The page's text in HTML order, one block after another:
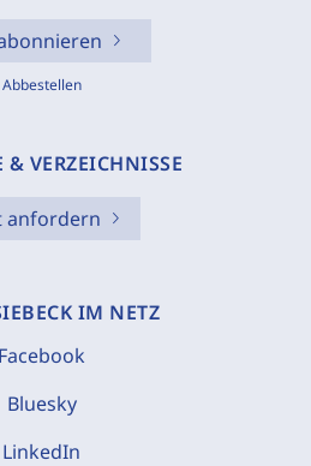
Abbestellen
& VERZEICHNISSE
anfordern
IM NETZ
Facebook
Bluesky
LinkedIn